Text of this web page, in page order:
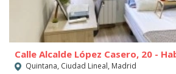
Calle Alcalde López Casero, 20 -
Quintana, Ciudad Lineal, Madrid